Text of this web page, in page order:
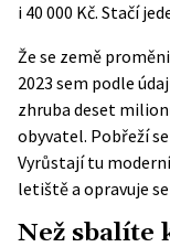
i 40 000 Kč. Stačí
Že se země
2023 sem podle
zhruba deset
obyvatel. Pobřeží
Vyrůstají tu
letiště a opravuje
Než sbalíte